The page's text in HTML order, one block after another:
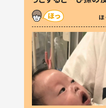
した」「可愛くて仕方